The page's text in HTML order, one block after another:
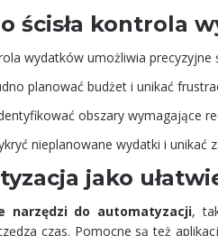
ścisła kontrola
wydatków umożliwia precyzyjne
planować budżet i unikać
obszary wymagające
nieplanowane wydatki i unikać
jako
narzędzi do automatyzacji,
czas. Pomocne są też